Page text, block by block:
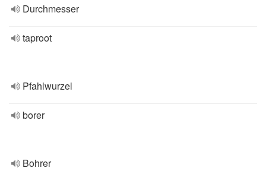
Durchmesser
taproot
Pfahlwurzel
borer
Bohrer